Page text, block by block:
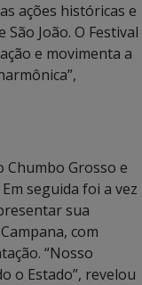
ações históricas e
João. O Festival
e movimenta a
Chumbo Grosso e
seguida foi a vez
sua
com
“Nosso
o Estado”, revelou